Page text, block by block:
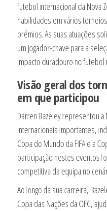
futebol internacional da Nova
habilidades em vários
prémios. As suas atuações
um jogador-chave para a
impacto duradouro no futebol
Visão geral dos
em que participou
Darren Bazeley representou
internacionais importantes,
Copa do Mundo da FIFA e a
participação nestes eventos
competitiva da equipa no
Ao longo da sua carreira,
Copa das Nações da OFC,